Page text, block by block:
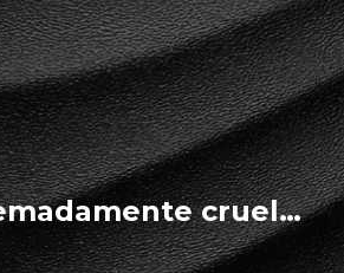
cruel…